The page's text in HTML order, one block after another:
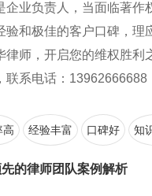
业负责人，当面临著
和极佳的客户口碑，理
律师，开启您的维权胜利
联系电话：13962666688
高 经验丰富 口碑好 知
的律师团队案例解析